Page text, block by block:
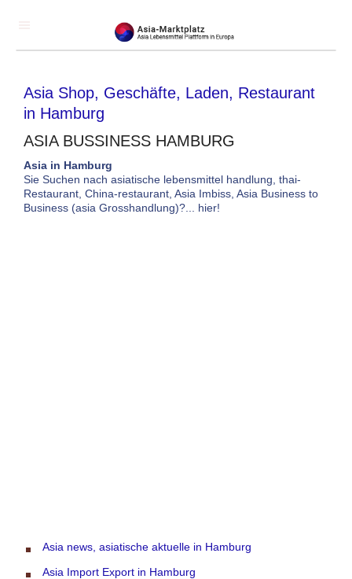
Asia Shop, Geschäfte, Laden, Restaurant
in Hamburg
ASIA BUSSINESS HAMBURG
Asia in Hamburg
Sie Suchen nach asiatische lebensmittel handlung, thai-
Restaurant, China-restaurant, Asia Imbiss, Asia Business to
Business (asia Grosshandlung)?... hier!
Asia news, asiatische aktuelle in Hamburg
Asia Import Export in Hamburg